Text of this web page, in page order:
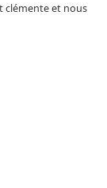
clémente et nous